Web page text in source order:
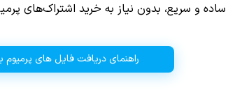
ساده و سریع، بدون نیاز به خرید اشتراک‌های
راهنمای دریافت فایل های پرمیوم